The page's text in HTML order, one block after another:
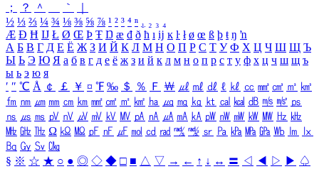
；
？ ＾ ｀
½ ⅓ ⅔ ¼ ¾ ⅛ ⅜ ⅝ ⅞ ¹ ² ³ ⁴ ⁿ ₁ ₂ ₃ ₄
Æ Ð Ħ Ĳ Ł Ø Œ Þ Ŧ Ŋ æ đ ð ħ ı ĳ ĸ ŀ ł ø œ ß þ ŧ ŋ ŉ
А Б В Г Д Е Ё Ж З И Й К Л М Н О П Р С Т У Ф Х Ц Ч Ш Щ Ъ
Ы Ь Э Ю Я а б в г д е ё ж з и й к л м н о п р с т у ф х ц ч ш щ ъ
ы ь э ю я
′ ″ ℃ Å ￠ ￡ ￥ ¤ ℉ ‰ ＄ ％ Ｆ ￦ ㎕ ㎖ ㎗ ℓ ㎘ ㏄ ㎣ ㎤ ㎥ ㎦
㎙ ㎚ ㎛ ㎜ ㎝ ㎞ ㎟ ㎠ ㎡ ㎢ ㏊ ㎍ ㎎ ㎏ ㏏ ㎈ ㎉ ㏈ ㎧ ㎨ ㎰
㎱ ㎲ ㎳ ㎴ ㎵ ㎶ ㎷ ㎸ ㎹ ㎀ ㎁ ㎂ ㎃ ㎄ ㎺ ㎻ ㎽ ㎾ ㎿ ㎐ ㎑
㎒ ㎓ ㎔ Ω ㏀ ㏁ ㎊ ㎋ ㎌ ㏖ ㏅ ㎭ ㎮ ㎯ ㏛ ㎩ ㎪ ㎫ ㎬ ㏝ ㏐
㏓
㏃ ㏉ ㏜ ㏆
§ ※ ☆ ★ ○ ● ◎ ◇ ◆ □ ■ △ ▽ → ← ↑ ↓ ↔ 〓 ◁ ◀ ▷ ▶ ♤